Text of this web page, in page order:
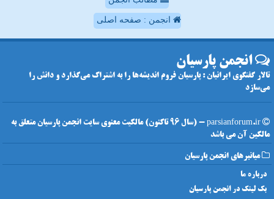
انجمن : صفحه اصلی
انجمن پارسیان
تالار گفتگوی ایرانیان : پارسیان فروم اندیشه‌ها را به اشتراک می‌گذارد و دانش را
می‌سازد
parsianforum.ir - (سال 96 تاکنون) مالکیت معنوی سایت انجمن پارسیان متعلق به
مالکین آن می باشد
میانبرهای انجمن پارسیان
درباره ما
بک لینک در انجمن پارسیان